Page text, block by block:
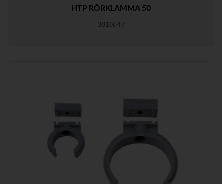
HTP RÖRKLAMMA 50
3810647